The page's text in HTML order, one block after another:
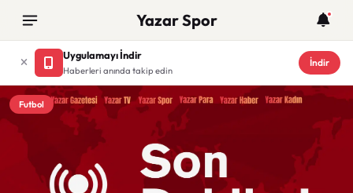
Yazar Spor
Uygulamayı İndir
Haberleri anında takip edin
İndir
Futbol